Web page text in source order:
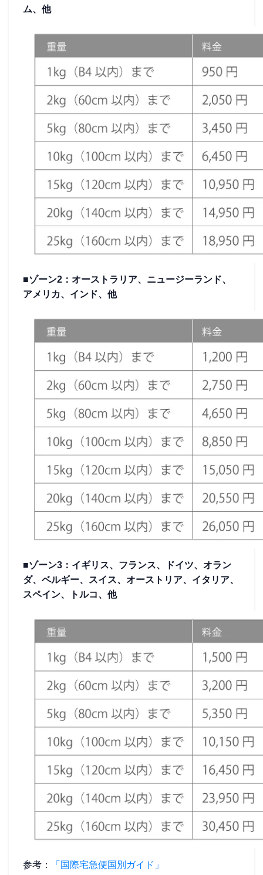
ム、他
■ゾーン2：オーストラリア、ニュージーランド、
アメリカ、インド、他
■ゾーン3：イギリス、フランス、ドイツ、オラン
ダ、ベルギー、スイス、オーストリア、イタリア、
スペイン、トルコ、他
参考： 「国際宅急便国別ガイド」